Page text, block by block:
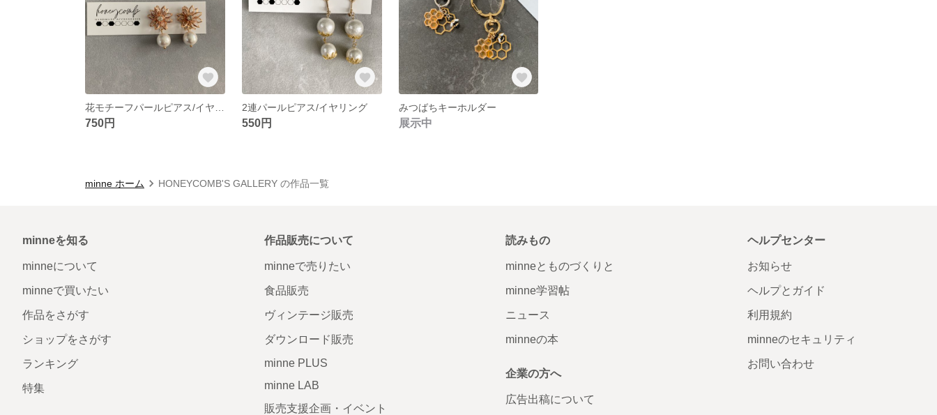
750円
2連パールピアス/イヤリング
550円
みつばちキーホルダー
展示中
minne ホーム HONEYCOMB'S GALLERY の作品一覧
minneを知る
minneについて
minneで買いたい
作品をさがす
ショップをさがす
ランキング
特集
作品販売について
minneで売りたい
食品販売
ヴィンテージ販売
ダウンロード販売
minne PLUS
minne LAB
販売支援企画・イベント
読みもの
minneとものづくりと
minne学習帖
ニュース
minneの本
企業の方へ
広告出稿について
ヘルプセンター
お知らせ
ヘルプとガイド
利用規約
minneのセキュリティ
お問い合わせ